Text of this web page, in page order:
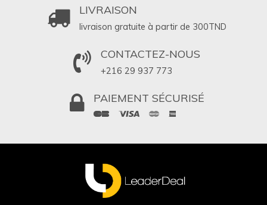
LIVRAISON
livraison gratuite à partir de 300TND
CONTACTEZ-NOUS
+216 29 937 773
PAIEMENT SÉCURISÉ